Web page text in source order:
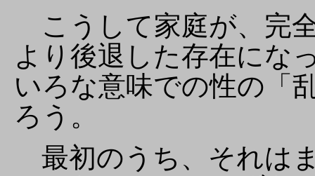
こうして家庭が、完
より後退した存在にな
いろな意味での性の「
ろう。
最初のうち、それは